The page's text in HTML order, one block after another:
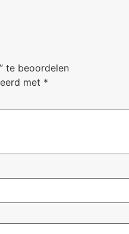
te beoordelen
met *